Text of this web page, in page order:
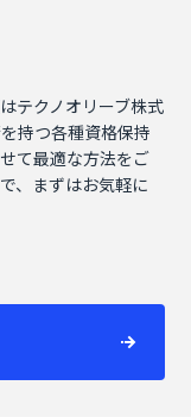
テクノオリーブ株式
持つ各種資格保持
て最適な方法をご
、まずはお気軽に